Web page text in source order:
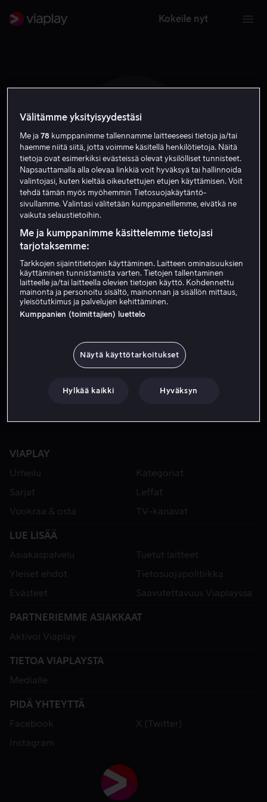
Kokeile nyt
F G
Freddie Gibbs
Näyttelijä
VIAPLAY
Urheilu
Kategoriat
Sarjat
Leffat
Vuokraa & osta
TV-kanavat
LUE LISÄÄ
Asiakaspalvelu
Tuetut laitteet
Yleiset ehdot
Tietosuojapolitiikka
Evästeet
Saavutettavuus Viaplayssa
PARTNERIEMME ASIAKKAAT
Aktivoi Viaplay
TIETOA VIAPLAYSTA
Medialle
PIDÄ YHTEYTTÄ
Facebook
X (Twitter)
Instagram
Välitämme yksityisyydestäsi
Me ja78 kumppanimme tallennamme laitteeseesi tietoja ja/tai
haemme niitä siitä, jotta voimme käsitellä henkilötietoja. Näitä
tietoja ovat esimerkiksi evästeissä olevat yksilölliset tunnisteet.
Napsauttamalla alla olevaa linkkiä voit hyväksyä tai hallinnoida
valintojasi, kuten kieltää oikeutettujen etujen käyttämisen. Voit
tehdä tämän myös myöhemmin Tietosuojakäytäntö-
sivullamme. Valintasi välitetään kumppaneillemme, eivätkä ne
vaikuta selaustietoihin.
Me ja kumppanimme käsittelemme tietojasi
tarjotaksemme:
Tarkkojen sijaintitietojen käyttäminen. Laitteen ominaisuuksien
käyttäminen tunnistamista varten. Tietojen tallentaminen
laitteelle ja/tai laitteella olevien tietojen käyttö. Kohdennettu
mainonta ja personoitu sisältö, mainonnan ja sisällön mittaus,
yleisötutkimus ja palvelujen kehittäminen.
Kumppanien (toimittajien) luettelo
Näytä käyttötarkoitukset
Hylkää kaikki Hyväksyn